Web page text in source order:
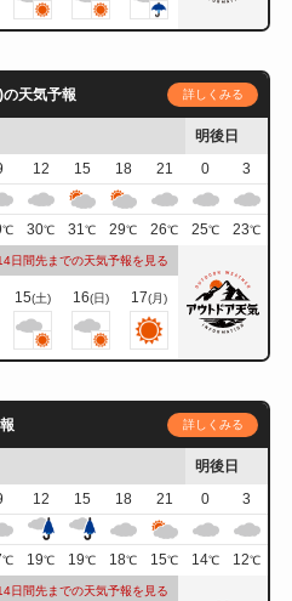
天気予報 詳しくみる
明後日
12 15 18 21 0
3
℃ 30℃ 31℃ 29℃ 26℃ 25℃ 23℃
日間先までの天気予報を見る
15(土) 16(日) 17(月)
詳しくみる
明後日
12 15 18 21 0
3
℃ 19℃ 19℃ 18℃ 15℃ 14℃ 12℃
日間先までの天気予報を見る